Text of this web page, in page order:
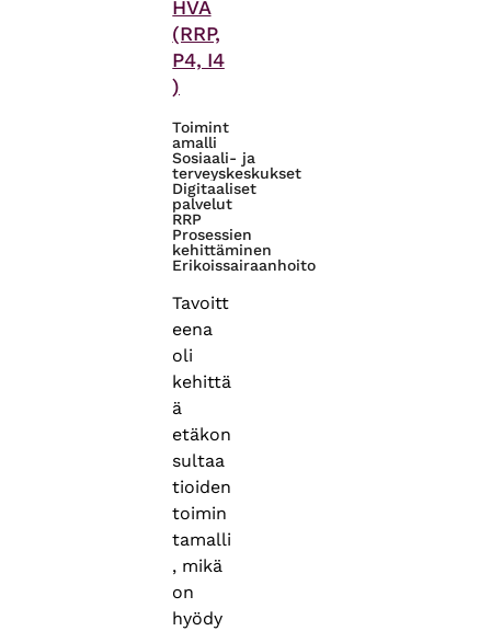
HVA
(RRP,
P4, I4
)
Toimint
amalli
Sosiaali- ja
terveyskeskukset
Digitaaliset
palvelut
RRP
Prosessien
kehittäminen
Erikoissairaanhoito
Tavoitt
eena
oli
kehittä
ä
etäkon
sultaa
tioiden
toimin
tamalli
, mikä
on
hyödy